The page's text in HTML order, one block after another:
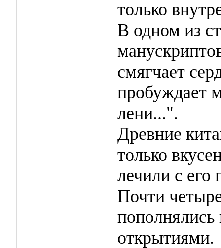
только
В одном из
смягчает
пробуждает
лени...".
Древние
только
лечили с
Почти
открытиями.